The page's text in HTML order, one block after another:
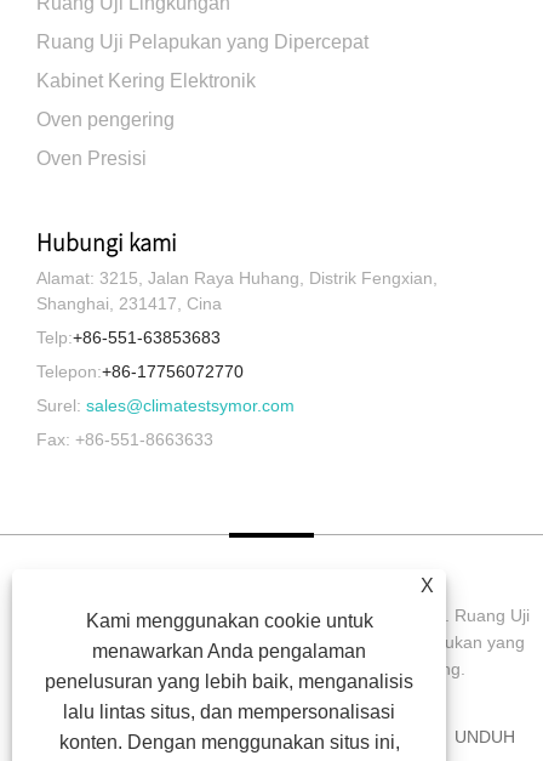
Ruang Uji Pelapukan yang Dipercepat
Kabinet Kering Elektronik
Oven pengering
Oven Presisi
Hubungi kami
Alamat: 3215, Jalan Raya Huhang, Distrik Fengxian,
Shanghai, 231417, Cina
Telp:+86-551-63853683
Telepon:+86-17756072770
Surel: sales@climatestsymor.com
Fax: +86-551-8663633
Hak Cipta © 2022 Symor Instrument Equipment Co., Ltd. Ruang Uji
Lingkungan, Kabinet Kering Elektronik, Ruang Uji Pelapukan yang
Dipercepat Semua Hak dilindungi undang-undang.
RUMAH TENTANG KAMI PRODUK BERITA UNDUH
X
Kami menggunakan cookie untuk
menawarkan Anda pengalaman
penelusuran yang lebih baik, menganalisis
lalu lintas situs, dan mempersonalisasi
konten. Dengan menggunakan situs ini,